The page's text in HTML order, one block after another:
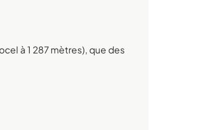
à 1 287 mètres), que des